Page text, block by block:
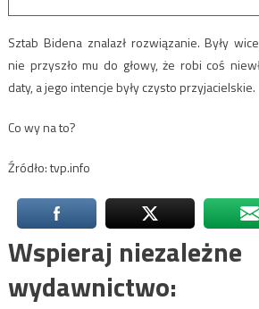
Sztab Bidena znalazł rozwiązanie. Były
nie przyszło mu do głowy, że robi coś
daty, a jego intencje były czysto przyjacielskie.
Co wy na to?
Źródło: tvp.info
Wspieraj niezależne
wydawnictwo: